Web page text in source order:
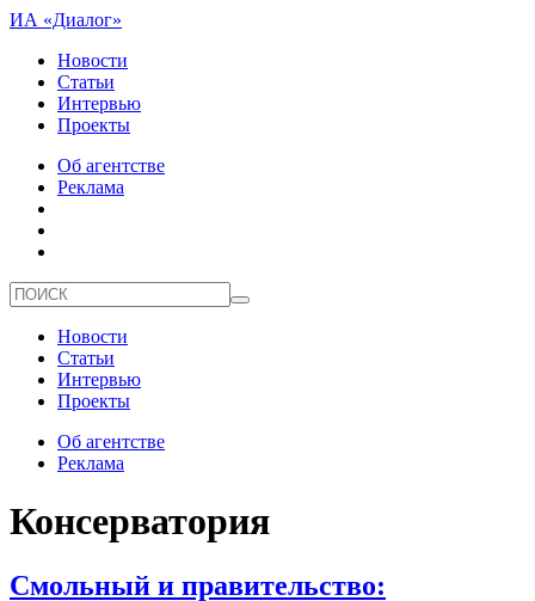
ИА «Диалог»
Новости
Статьи
Интервью
Проекты
Об агентстве
Реклама
Новости
Статьи
Интервью
Проекты
Об агентстве
Реклама
Консерватория
Смольный и правительство: